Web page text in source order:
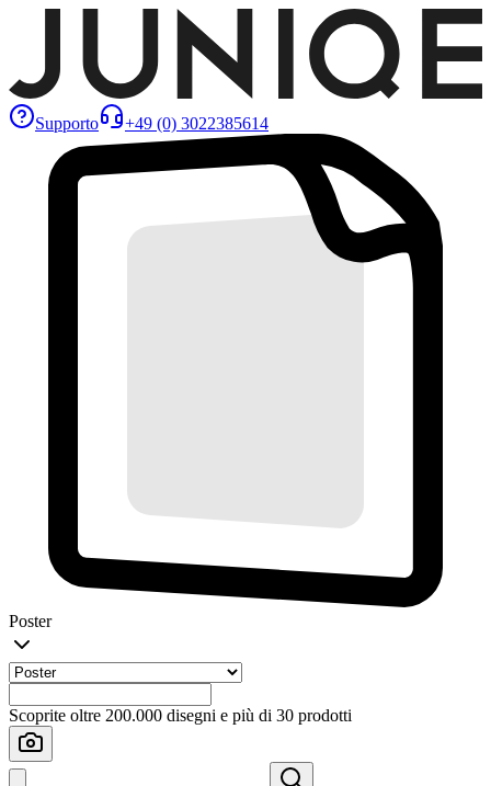
Supporto +49 (0) 3022385614
Poster
Scoprite oltre 200.000 disegni e più di 30 prodotti